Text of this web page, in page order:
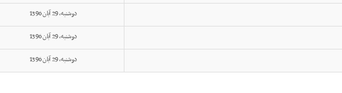
دوشنبه, 29 آبان 1396
دوشنبه, 29 آبان 1396
دوشنبه, 29 آبان 1396